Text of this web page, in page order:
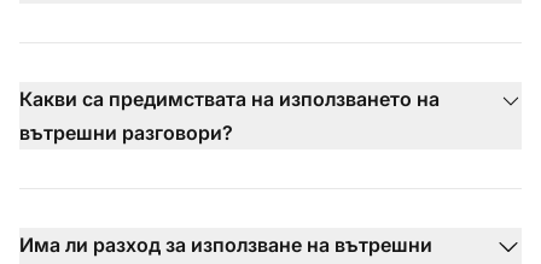
Какви са предимствата на използването на
вътрешни разговори?
Има ли разход за използване на вътрешни